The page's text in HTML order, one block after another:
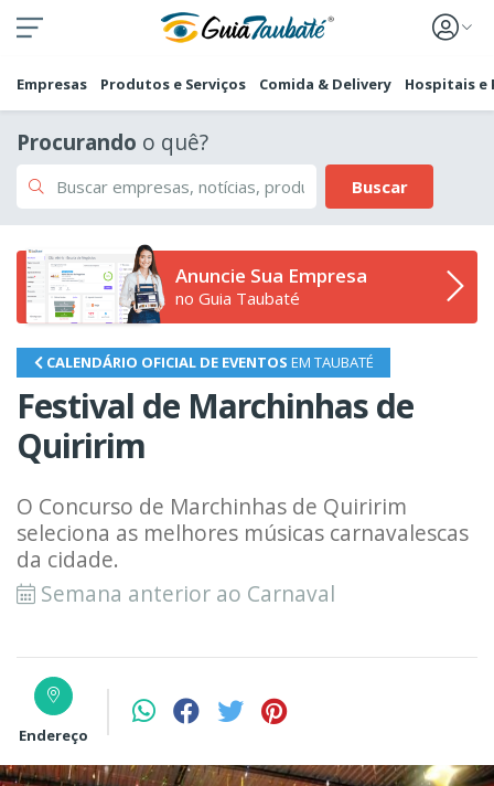
Empresas Produtos e Serviços Comida & Delivery Hospitais e
Procurando o quê?
Buscar
Anuncie Sua Empresa
no Guia Taubaté
CALENDÁRIO OFICIAL DE EVENTOS EM TAUBATÉ
Festival de Marchinhas de
Quiririm
O Concurso de Marchinhas de Quiririm
seleciona as melhores músicas carnavalescas
da cidade.
Semana anterior ao Carnaval
Endereço